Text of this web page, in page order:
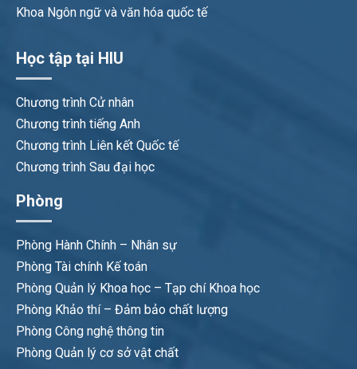
Khoa Ngôn ngữ và văn hóa quốc tế
Học tập tại HIU
Chương trình Cử nhân
Chương trình tiếng Anh
Chương trình Liên kết Quốc tế
Chương trình Sau đại học
Phòng
Phòng Hành Chính – Nhân sự
Phòng Tài chính Kế toán
Phòng Quản lý Khoa học – Tạp chí Khoa học
Phòng Khảo thí – Đảm bảo chất lượng
Phòng Công nghệ thông tin
Phòng Quản lý cơ sở vật chất